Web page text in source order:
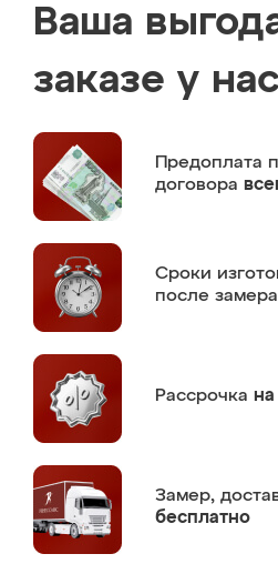
Ваша
заказе у нас
Предоплата
договора
Сроки
после замера
Рассрочка на
Замер,
бесплатно